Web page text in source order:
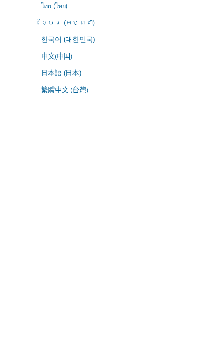
ไทย (ไทย)
ខ្មែរ (កម្ពុជា)
한국어 (대한민국)
中文(中国)
日本語 (日本)
繁體中文 (台灣)